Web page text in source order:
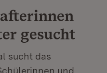
gesucht
sucht das
und